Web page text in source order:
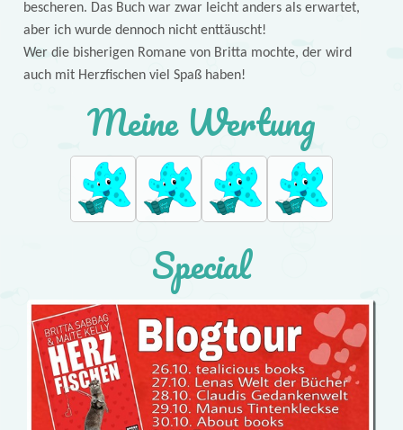
bescheren. Das Buch war zwar leicht anders als erwartet,
aber ich wurde dennoch nicht enttäuscht!
Wer die bisherigen Romane von Britta mochte, der wird
auch mit Herzfischen viel Spaß haben!
Meine Wertung
Special